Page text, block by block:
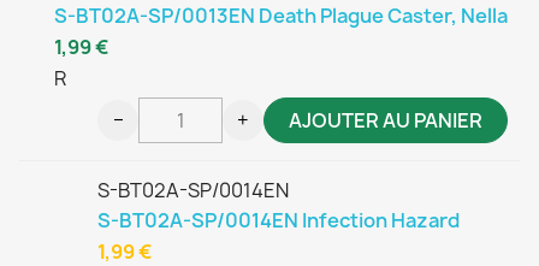
S-BT02A-SP/0013EN Death Plague Caster, Nella
R
1,99 €
− + AJOUTER AU PANIER
S-BT02A-SP/0014EN
S-BT02A-SP/0014EN Infection Hazard
1,99 €